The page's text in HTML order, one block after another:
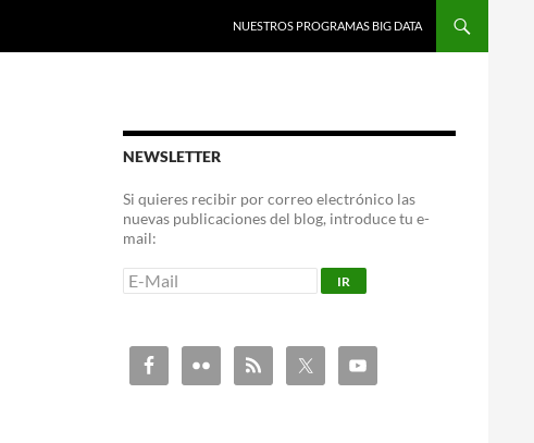
NUESTROS PROGRAMAS BIG DATA
NEWSLETTER
Si quieres recibir por correo electrónico las
nuevas publicaciones del blog, introduce tu e-
mail: